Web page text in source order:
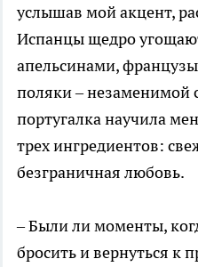
услышав мой акцент,
Испанцы щедро
апельсинами,
поляки – незаменимой
португалка научила
трех ингредиентов:
безграничная любовь.
– Были ли моменты,
бросить и вернуться к